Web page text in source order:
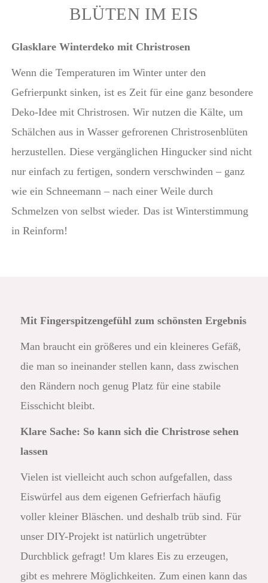
BLÜTEN IM EIS
Glasklare Winterdeko mit Christrosen
Wenn die Temperaturen im Winter unter den
Gefrierpunkt sinken, ist es Zeit für eine ganz besondere
Deko-Idee mit Christrosen. Wir nutzen die Kälte, um
Schälchen aus in Wasser gefrorenen Christrosenblüten
herzustellen. Diese vergänglichen Hingucker sind nicht
nur einfach zu fertigen, sondern verschwinden – ganz
wie ein Schneemann – nach einer Weile durch
Schmelzen von selbst wieder. Das ist Winterstimmung
in Reinform!
Mit Fingerspitzengefühl zum schönsten Ergebnis
Man braucht ein größeres und ein kleineres Gefäß,
die man so ineinander stellen kann, dass zwischen
den Rändern noch genug Platz für eine stabile
Eisschicht bleibt.
Klare Sache: So kann sich die Christrose sehen
lassen
Vielen ist vielleicht auch schon aufgefallen, dass
Eiswürfel aus dem eigenen Gefrierfach häufig
voller kleiner Bläschen. und deshalb trüb sind. Für
unser DIY-Projekt ist natürlich ungetrübter
Durchblick gefragt! Um klares Eis zu erzeugen,
gibt es mehrere Möglichkeiten. Zum einen kann das